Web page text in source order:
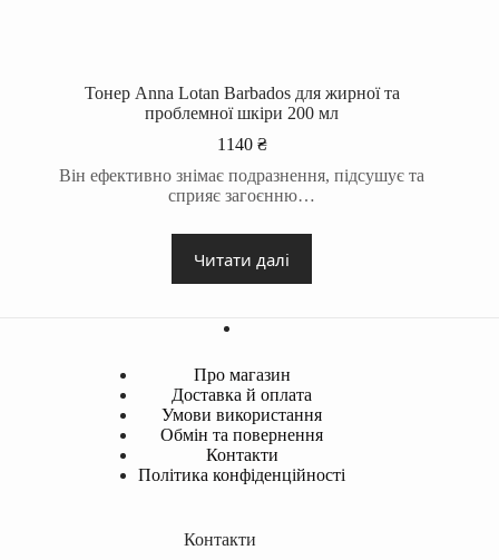
Тонер Anna Lotan Barbados для жирної та
проблемної шкіри 200 мл
1140 ₴
Він ефективно знімає подразнення, підсушує та
сприяє загоєнню…
Читати далі
Про магазин
Доставка й оплата
Умови використання
Обмін та повернення
Контакти
Політика конфіденційності
Контакти